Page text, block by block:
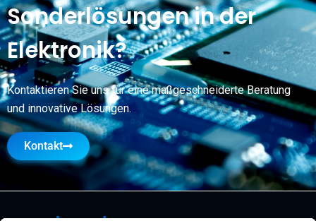
Sonderlösungen in der
Elektronik?
Kontaktieren Sie uns für eine maßgeschneiderte Beratung
und innovative Lösungen.
Kontakt